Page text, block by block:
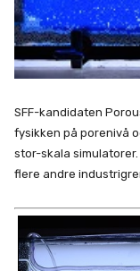
SFF-kandidaten
fysikken på porenivå
stor-skala
flere andre